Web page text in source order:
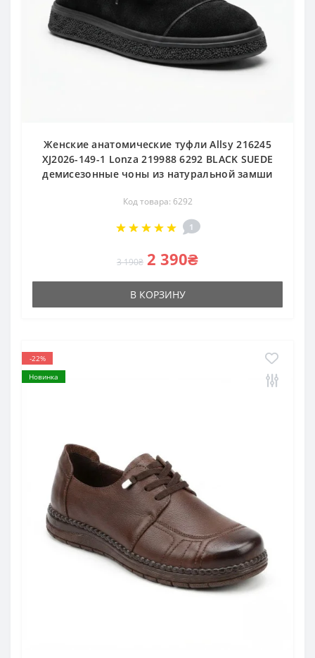
Женские анатомические туфли Allsy 216245
XJ2026-149-1 Lonza 219988 6292 BLACK SUEDE
демисезонные чоны из натуральной замши
Код товара: 6292
1
3 190₴ 2 390₴
В КОРЗИНУ
-22%
Новинка